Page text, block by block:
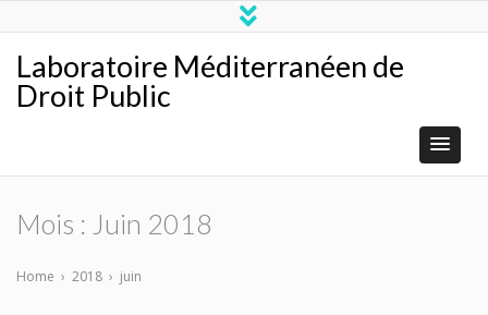
Laboratoire Méditerranéen de
Droit Public
Mois : Juin 2018
Home › 2018 › juin